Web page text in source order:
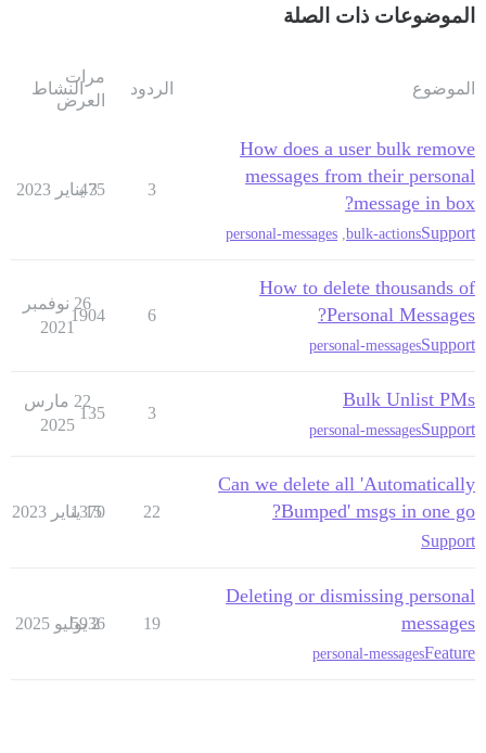
الموضوعات ذات الصلة
الموضوع الردود
مرات
العرض
النشاط
How does a user bulk remove
messages from their personal
message in box?
Support
bulk-actions
personal-messages
3
475
3 يناير 2023
How to delete thousands of
Personal Messages?
Support
personal-messages
6
1904
26 نوفمبر
2021
Bulk Unlist PMs
Support
personal-messages
3
135
22 مارس
2025
Can we delete all 'Automatically
Bumped' msgs in one go?
Support
22
1370
15 يناير 2023
Deleting or dismissing personal
messages
Feature
personal-messages
19
5936
2 يوليو 2025